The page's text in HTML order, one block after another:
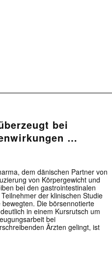
bei
…
dem dänischen Partner von
von Körpergewicht und
bei den gastrointestinalen
der klinischen Studie
Die börsennotierte
in einem Kursrutsch um
bei
Ärzten gelingt, ist